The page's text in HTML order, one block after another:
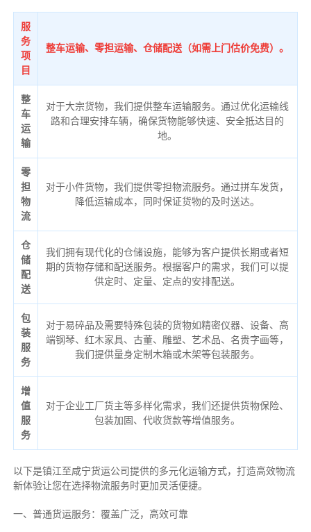
服
务
项
目
整车运输、零担运输、仓储配送（如需上门估价免费）。
整
车
运
输
对于大宗货物，我们提供整车运输服务。通过优化运输线
路和合理安排车辆，确保货物能够快速、安全抵达目的
地。
零
担
物
流
对于小件货物，我们提供零担物流服务。通过拼车发货，
降低运输成本，同时保证货物的及时送达。
仓
储
配
送
我们拥有现代化的仓储设施，能够为客户提供长期或者短
期的货物存储和配送服务。根据客户的需求，我们可以提
供定时、定量、定点的安排配送。
包
装
服
务
对于易碎品及需要特殊包装的货物如精密仪器、设备、高
端钢琴、红木家具、古董、雕塑、艺术品、名贵字画等，
我们提供量身定制木箱或木架等包装服务。
增
值
服
务
对于企业工厂货主等多样化需求，我们还提供货物保险、
包装加固、代收货款等增值服务。
以下是镇江至咸宁货运公司提供的多元化运输方式，打造高效物流
新体验让您在选择物流服务时更加灵活便捷。
一、普通货运服务：覆盖广泛，高效可靠